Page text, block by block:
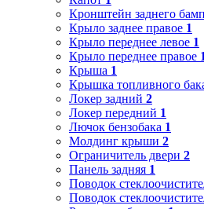
Кронштейн заднего
Крыло заднее правое 1
Крыло переднее левое 1
Крыло переднее правое 1
Крыша 1
Крышка топливного
Локер задний 2
Локер передний 1
Лючок бензобака 1
Молдинг крыши 2
Ограничитель двери 2
Панель задняя 1
Поводок
Поводок